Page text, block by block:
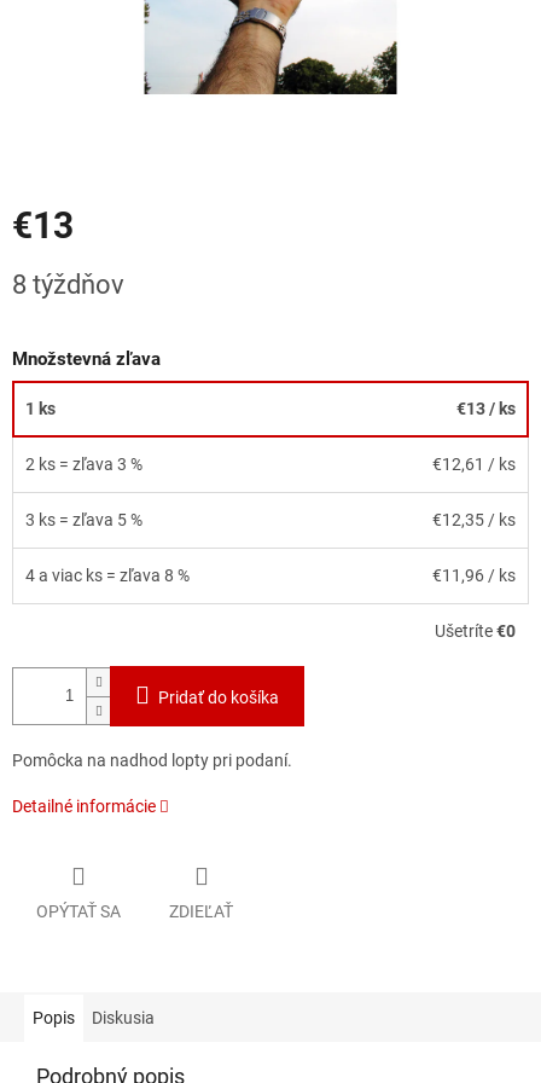
€13
cena:
8 týždňov
Množstevná zľava
1 ks €13/ ks
2 ks = zľava 3 % €12,61 / ks
3 ks = zľava 5 % €12,35 / ks
4 a viac ks = zľava 8 % €11,96 / ks
Ušetríte€0
Pridať do košíka
Pomôcka na nadhod lopty pri podaní.
Detailné informácie
OPÝTAŤ SA ZDIEĽAŤ
Popis Diskusia
Podrobný popis